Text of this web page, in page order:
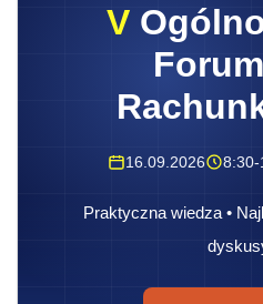
V
16.09.2026 8:30-
Praktyczna wiedza •